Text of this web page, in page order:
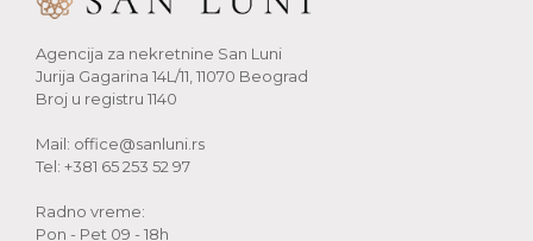
Agencija za nekretnine San Luni
Jurija Gagarina 14L/11, 11070 Beograd
Broj u registru 1140
Mail: office@sanluni.rs
Tel: +381 65 253 52 97
Radno vreme:
Pon - Pet 09 - 18h